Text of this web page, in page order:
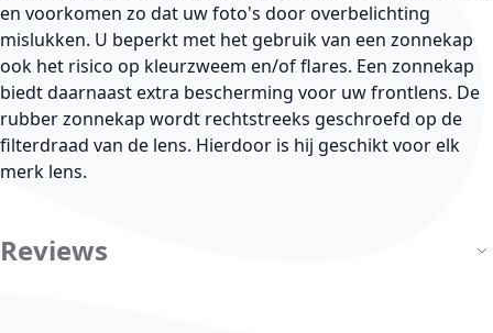
en voorkomen zo dat uw foto's door overbelichting
mislukken. U beperkt met het gebruik van een zonnekap
ook het risico op kleurzweem en/of flares. Een zonnekap
biedt daarnaast extra bescherming voor uw frontlens. De
rubber zonnekap wordt rechtstreeks geschroefd op de
filterdraad van de lens. Hierdoor is hij geschikt voor elk
merk lens.
Reviews